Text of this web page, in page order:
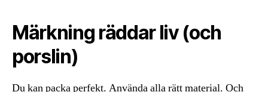
Märkning räddar liv (och
porslin)
Du kan packa perfekt. Använda alla rätt material. Och